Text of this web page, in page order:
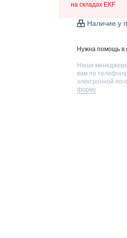
на складах EKF
Наличие у
Нужна помощь в
Наши менеджеры
вам по телефону
электронной
форму